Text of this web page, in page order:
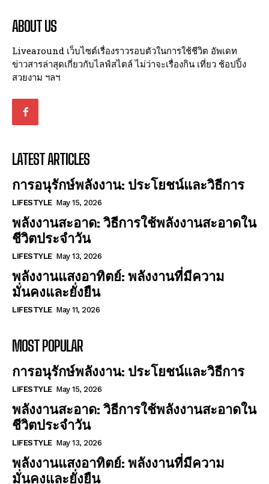
ABOUT US
Livearound เว็บไซต์เรื่องราวรอบตัวในการใช้ชีวิต อัพเดท
ข่าวสารล่าสุดเกี่ยวกับไลฟ์สไตล์ ไม่ว่าจะเรื่องกิน เที่ยว ช้อปปิ้ง
สวยงาม ฯลฯ
LATEST ARTICLES
การอนุรักษ์พลังงาน: ประโยชน์และวิธีการ
LIFESTYLE May 15, 2026
พลังงานสะอาด: วิธีการใช้พลังงานสะอาดใน
ชีวิตประจำวัน
LIFESTYLE May 13, 2026
พลังงานแสงอาทิตย์: พลังงานที่มีความ
มั่นคงและยั่งยืน
LIFESTYLE May 11, 2026
MOST POPULAR
การอนุรักษ์พลังงาน: ประโยชน์และวิธีการ
LIFESTYLE May 15, 2026
พลังงานสะอาด: วิธีการใช้พลังงานสะอาดใน
ชีวิตประจำวัน
LIFESTYLE May 13, 2026
พลังงานแสงอาทิตย์: พลังงานที่มีความ
มั่นคงและยั่งยืน